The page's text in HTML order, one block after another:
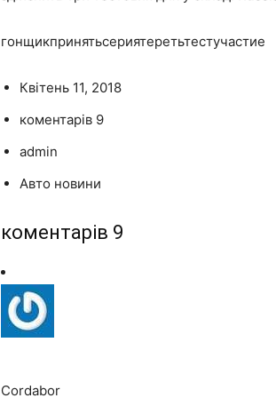
гонщикпринятьсериятеретьтестучастие
Квітень 11, 2018
коментарів 9
admin
Авто новини
коментарів 9
Cordabor